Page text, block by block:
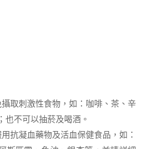
取刺激性食物，如：咖啡、茶、辛
也不可以抽菸及喝酒。
抗凝血藥物及活血保健食品，如：